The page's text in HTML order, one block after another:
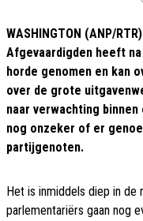
WASHINGTON (ANP/
Afgevaardigden heeft
horde genomen en kan
over de grote
naar verwachting
nog onzeker of er
partijgenoten.
Het is inmiddels diep in de
parlementariërs gaan nog